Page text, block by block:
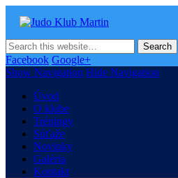
Oficiálna stránka Judo klubu v Martine
Facebook Google+
Show Navigation Hide Navigation
Úvod
O klube
Tréningy
Súťaže
Novinky
Galéria
Kontakt